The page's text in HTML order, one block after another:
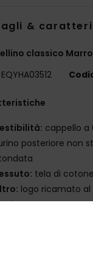
&
classico
EQYHA03512
cappello a
posteriore non
tela di
logo ricamato
a contrasto
Etichetta ad alta